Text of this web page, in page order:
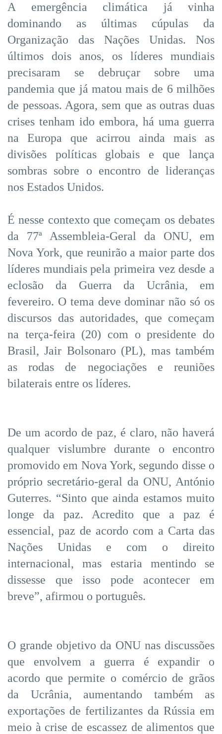
A emergência climática já vinha
dominando as últimas cúpulas da
Organização das Nações Unidas. Nos
últimos dois anos, os líderes mundiais
precisaram se debruçar sobre uma
pandemia que já matou mais de 6 milhões
de pessoas. Agora, sem que as outras duas
crises tenham ido embora, há uma guerra
na Europa que acirrou ainda mais as
divisões políticas globais e que lança
sombras sobre o encontro de lideranças
nos Estados Unidos.
É nesse contexto que começam os debates
da 77ª Assembleia-Geral da ONU, em
Nova York, que reunirão a maior parte dos
líderes mundiais pela primeira vez desde a
eclosão da Guerra da Ucrânia, em
fevereiro. O tema deve dominar não só os
discursos das autoridades, que começam
na terça-feira (20) com o presidente do
Brasil, Jair Bolsonaro (PL), mas também
as rodas de negociações e reuniões
bilaterais entre os líderes.
De um acordo de paz, é claro, não haverá
qualquer vislumbre durante o encontro
promovido em Nova York, segundo disse o
próprio secretário-geral da ONU, António
Guterres. “Sinto que ainda estamos muito
longe da paz. Acredito que a paz é
essencial, paz de acordo com a Carta das
Nações Unidas e com o direito
internacional, mas estaria mentindo se
dissesse que isso pode acontecer em
breve”, afirmou o português.
O grande objetivo da ONU nas discussões
que envolvem a guerra é expandir o
acordo que permite o comércio de grãos
da Ucrânia, aumentando também as
exportações de fertilizantes da Rússia em
meio à crise de escassez de alimentos que